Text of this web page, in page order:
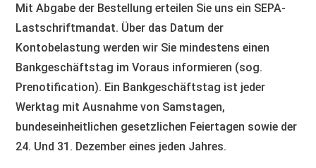
Mit Abgabe der Bestellung erteilen Sie uns ein SEPA-
Lastschriftmandat. Über das Datum der
Kontobelastung werden wir Sie mindestens einen
Bankgeschäftstag im Voraus informieren (sog.
Prenotification). Ein Bankgeschäftstag ist jeder
Werktag mit Ausnahme von Samstagen,
bundeseinheitlichen gesetzlichen Feiertagen sowie der
24. Und 31. Dezember eines jeden Jahres.